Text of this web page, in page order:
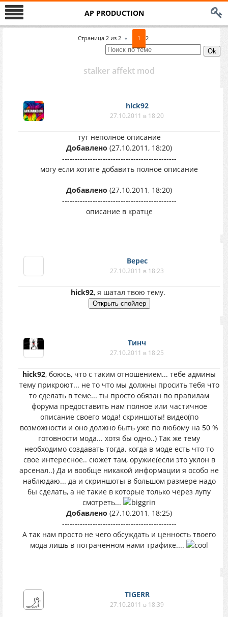
AP PRODUCTION
Страница 2 из 2 « 1 2
stalker affekt mod
hick92
27.10.2011 в 18:20
тут неполное описание
Добавлено (27.10.2011, 18:20)
---------------------------------------------
могу если хотите добавить полное описание
Добавлено (27.10.2011, 18:20)
---------------------------------------------
описание в кратце
Верес
27.10.2011 в 18:23
hick92, я шатал твою тему.
Тинч
27.10.2011 в 18:25
hick92, боюсь, что с таким отношением... тебе админы
тему прикроют... не то что мы должны просить тебя что
то сделать в теме... ты просто обязан по правилам
форума предоставить нам полное или частичное
описание своего мода! скриншоты! видео(по
возможности и оно должно быть уже по любому на 50 %
готовности мода... хотя бы одно..) Так же тему
необходимо создавать тогда, когда в моде есть что то
свое интересное.. сюжет там, оружие(если это уклон в
арсенал..) Да и вообще никакой информации я особо не
наблюдаю... да и скриншоты в большом размере надо
бы сделать, а не такие в которые только через лупу
смотреть...
Добавлено (27.10.2011, 18:25)
---------------------------------------------
А так нам просто не чего обсуждать и ценность твоего
мода лишь в потраченном нами трафике....
TIGERR
27.10.2011 в 18:39